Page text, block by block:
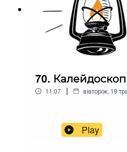
70.
11:07 | вівторок, 19
Play